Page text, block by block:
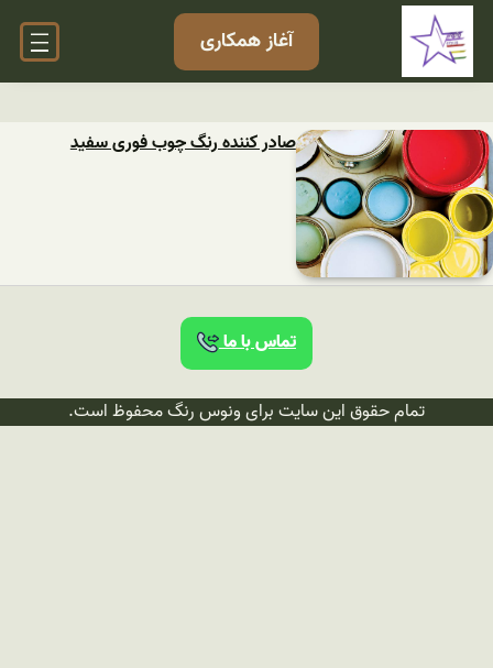
آغاز همکاری
صادر کننده رنگ چوب فوری سفید
تماس با ما
تمام حقوق این سایت برای ونوس رنگ محفوظ است.